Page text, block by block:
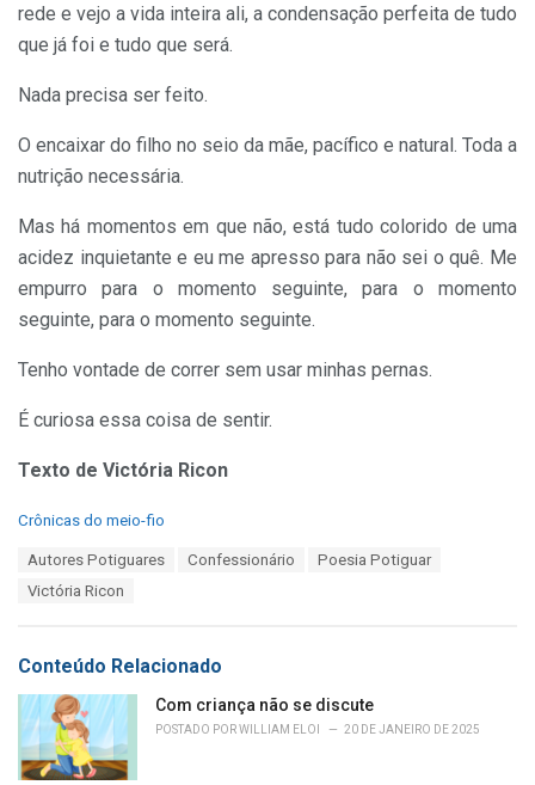
rede e vejo a vida inteira ali, a condensação perfeita de tudo
que já foi e tudo que será.
Nada precisa ser feito.
O encaixar do filho no seio da mãe, pacífico e natural. Toda a
nutrição necessária.
Mas há momentos em que não, está tudo colorido de uma
acidez inquietante e eu me apresso para não sei o quê. Me
empurro para o momento seguinte, para o momento
seguinte, para o momento seguinte.
Tenho vontade de correr sem usar minhas pernas.
É curiosa essa coisa de sentir.
Texto de Victória Ricon
C
i
e
Crônicas do meio-fio
Autores Potiguares Confessionário
Poesia Potiguar
Victória Ricon
Conteúdo Relacionado
Com criança não se discute
POSTADO PORWILLIAM ELOI 20 DE JANEIRO DE 2025